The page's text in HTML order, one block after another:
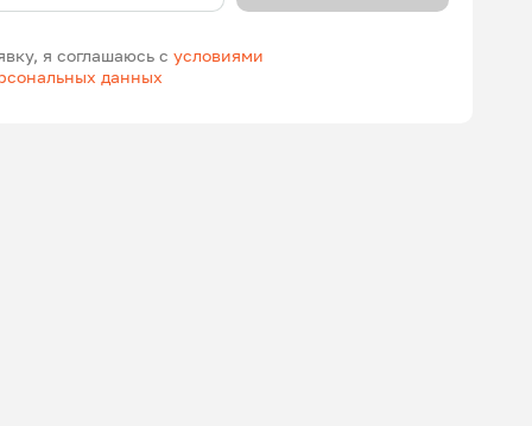
я соглашаюсь сусловиями
данных